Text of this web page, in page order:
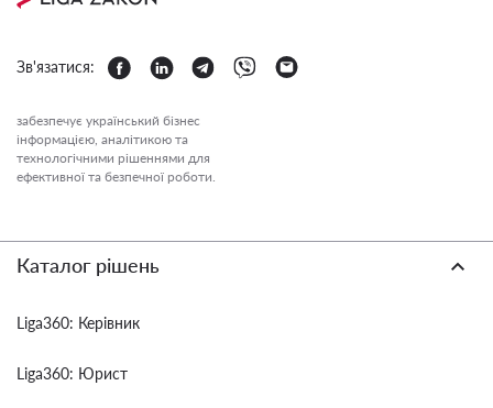
Зв'язатися:
забезпечує український бізнес
інформацією, аналітикою та
технологічними рішеннями для
ефективної та безпечної роботи.
Каталог рішень
Liga360: Керівник
Liga360: Юрист